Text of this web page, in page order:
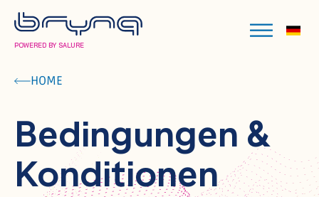
POWERED BY SALURE
HOME
Bedingungen &
Konditionen